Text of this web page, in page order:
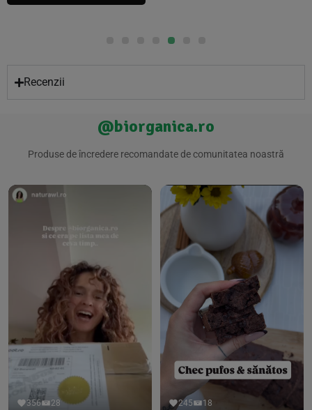
Recenzii
@biorganica.ro
Produse de încredere recomandate de comunitatea noastră
356 28 245 18